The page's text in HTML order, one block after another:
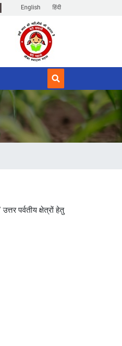
English हिंदी
पर्वतीय क्षेत्रों हेतु